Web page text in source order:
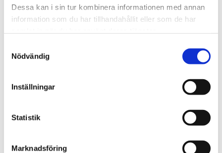
Dessa kan i sin tur kombinera informationen med annan
information som du har tillhandahållit eller som de har
Nödvändig
Inställningar
Statistik
Marknadsföring
Antal
Lagervara
Artikelnr
20261492